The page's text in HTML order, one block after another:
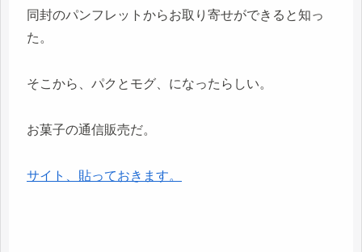
同封のパンフレットからお取り寄せができると知っ
た。
そこから、パクとモグ、になったらしい。
お菓子の通信販売だ。
サイト、貼っておきます。